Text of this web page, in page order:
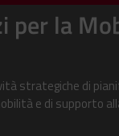
per la
strategiche di
e di supporto